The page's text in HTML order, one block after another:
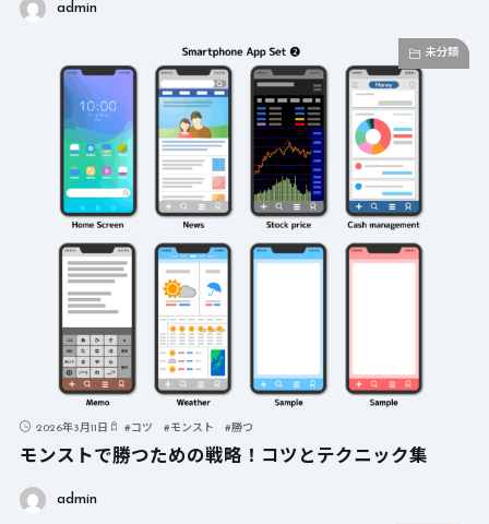
admin
未分類
2026年3月11日 #コツ #モンスト #勝つ
モンストで勝つための戦略！コツとテクニック集
admin